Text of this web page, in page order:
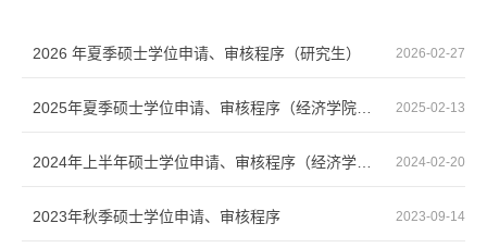
2026-02-27
2026 年夏季硕士学位申请、审核程序（研究生）
2025-02-13
2025年夏季硕士学位申请、审核程序（经济学院研究生）
2024-02-20
2024年上半年硕士学位申请、审核程序（经济学院研究生）
2023-09-14
2023年秋季硕士学位申请、审核程序